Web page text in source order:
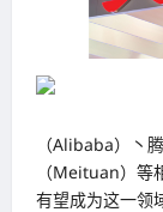
（Alibaba）丶
（Meituan）等
有望成为这一领